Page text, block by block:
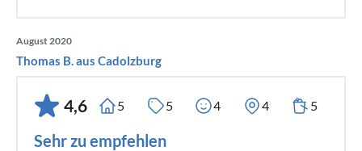
August 2020
Thomas B. aus Cadolzburg
4,6 5 5 4 4 5
Sehr zu empfehlen